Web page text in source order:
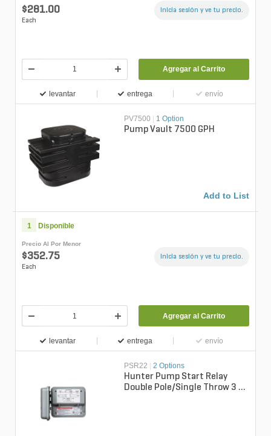
$281.00
Each
Inicia sesión y ve tu precio.
Agregar al Carrito
levantar entrega envío
PV7500 1 Option
Pump Vault 7500 GPH
Add to List
1 Disponible
Precio Al Por Menor
$352.75
Each
Inicia sesión y ve tu precio.
Agregar al Carrito
levantar entrega envío
PSR22 2 Options
Hunter Pump Start Relay
Double Pole/Single Throw 3 -